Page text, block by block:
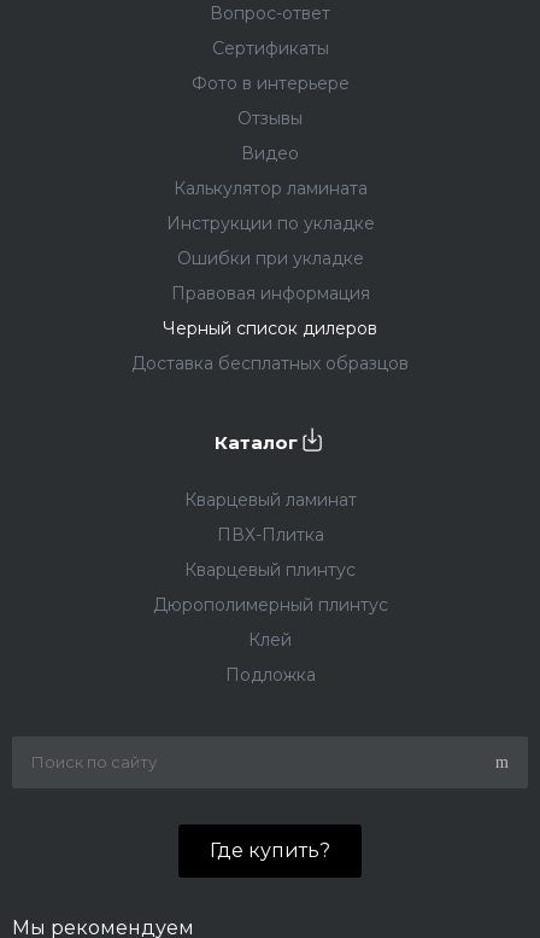
Вопрос-ответ
Сертификаты
Фото в интерьере
Отзывы
Видео
Калькулятор ламината
Инструкции по укладке
Ошибки при укладке
Правовая информация
Черный список дилеров
Доставка бесплатных образцов
Каталог
Кварцевый ламинат
ПВХ-Плитка
Кварцевый плинтус
Дюрополимерный плинтус
Клей
Подложка
Где купить?
Мы рекомендуем